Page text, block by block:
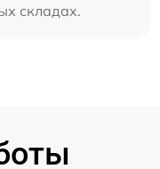
складах.